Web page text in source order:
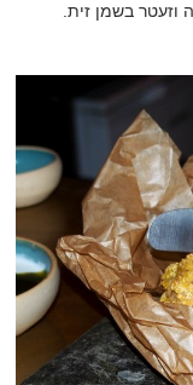
בשמן זית.